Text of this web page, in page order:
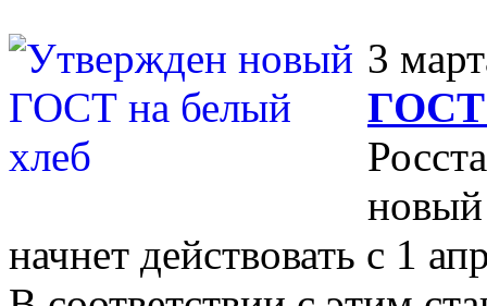
3
ГОСТ
начнет действовать с 1